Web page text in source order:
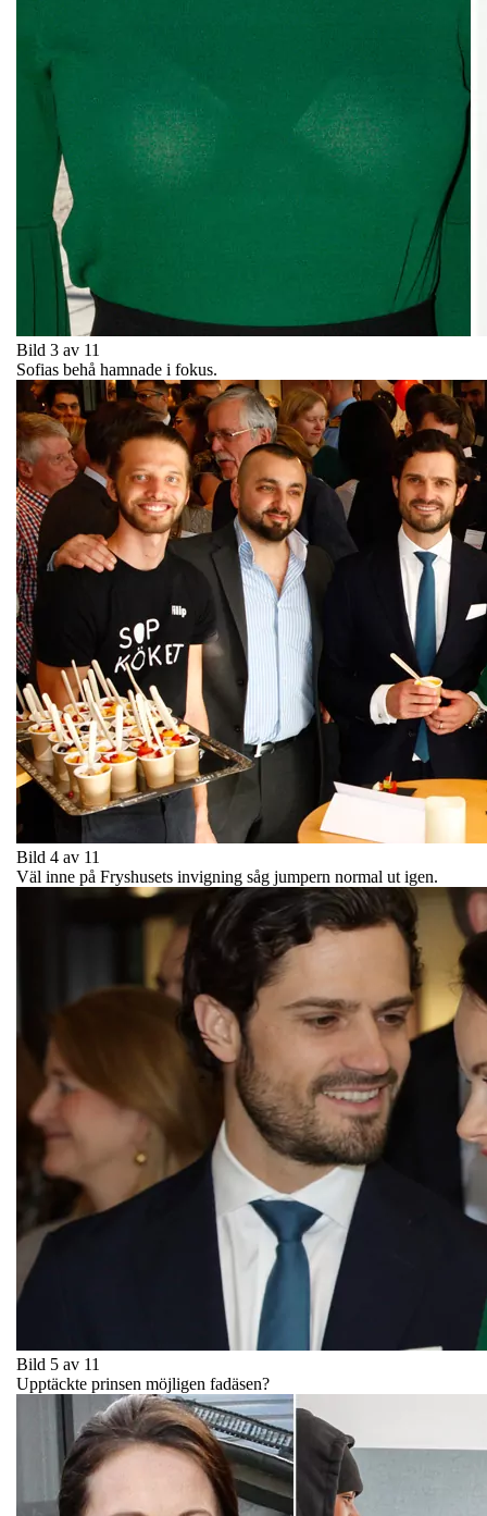
Bild 3 av 11
Sofias behå hamnade i fokus.
Bild 4 av 11
Väl inne på Fryshusets invigning såg jumpern normal ut igen.
Bild 5 av 11
Upptäckte prinsen möjligen fadäsen?